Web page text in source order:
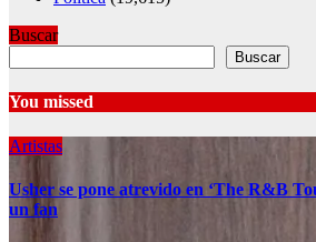
Buscar
Buscar
You missed
Artistas
Usher se pone atrevido en ‘The R&B
un fan